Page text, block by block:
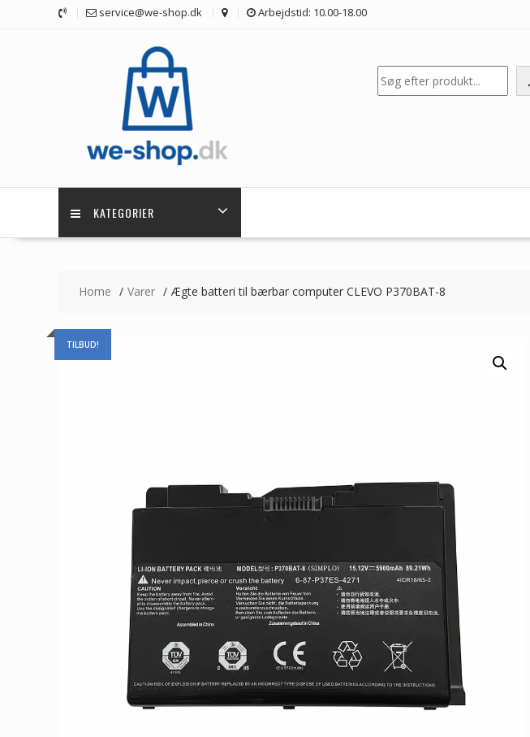
service@we-shop.dk Arbejdstid: 10.00-18.00
Søg
KATEGORIER
Home Varer Ægte batteri til bærbar computer CLEVO P370BAT-8
TILBUD!